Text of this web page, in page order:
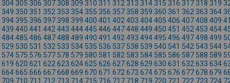
304 305 306 307 308 309 310 311 312 313 314 315 316 317 318 319
349 350 351 352 353 354 355 356 357 358 359 360 361 362 363 364
394 395 396 397 398 399 400 401 402 403 404405 406 407408 409
439 440 441 442 443 444445 446 447448 449 450 451 452 453 454
484485 486 487488 489 490 491 492 493 494495 496 497498 499
529 530 531 532 533 534 535 536 537 538 539 540 541 542 543 544
574 575 576 577 578 579 580 581 582 583 584 585 586 587 588 589
619 620 621 622 623 624625 626 627628 629 630 631 632 633 634
664665 666 667668 669 670 671 672 673 674675 676 677678 679
709 710 711 712 713 714 715 716 717 718 719 720 721 722 723 724